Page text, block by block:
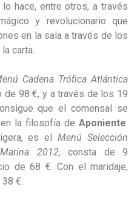
hace, entre otros, a través
y revolucionario que
en la sala a través de los
carta.
Cadena Trófica Atlántica
de 98 €, y a través de los 19
que el comensal se
la filosofía de Aponiente.
es elMenú Selección
Marina 2012,consta de 9
de 68 €. Con el maridaje,
€.